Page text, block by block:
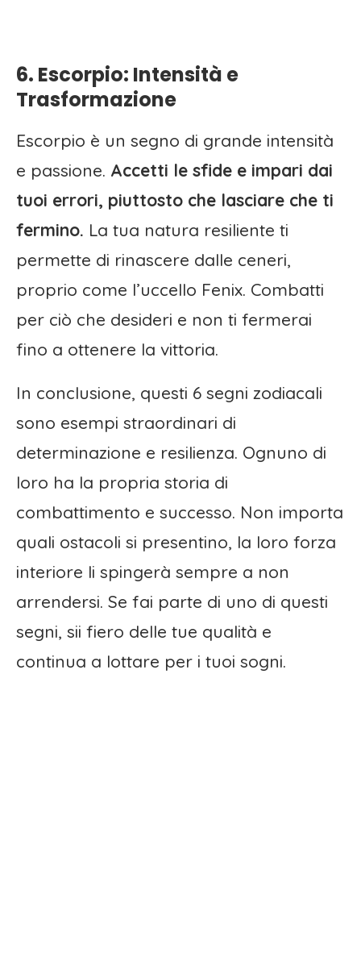
6. Escorpio: Intensità e
Trasformazione
Escorpio è un segno di grande intensità
e passione. Accetti le sfide e impari dai
tuoi errori, piuttosto che lasciare che ti
fermino. La tua natura resiliente ti
permette di rinascere dalle ceneri,
proprio come l’uccello Fenix. Combatti
per ciò che desideri e non ti fermerai
fino a ottenere la vittoria.
In conclusione, questi 6 segni zodiacali
sono esempi straordinari di
determinazione e resilienza. Ognuno di
loro ha la propria storia di
combattimento e successo. Non importa
quali ostacoli si presentino, la loro forza
interiore li spingerà sempre a non
arrendersi. Se fai parte di uno di questi
segni, sii fiero delle tue qualità e
continua a lottare per i tuoi sogni.